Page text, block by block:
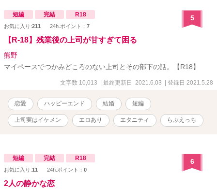
短編 完結 R18
お気に入り:211 24h.ポイント： 7
5
【R-18】残業後の上司が甘すぎて困る
熊野
マイペースでつかみどころのない上司とその部下の話。【R18】
文字数 10,013 | 最終更新日 2021.6.03 | 登録日 2021.5.28
恋愛 ハッピーエンド 結婚 短編
上司実はイケメン エロあり エタニティ らぶえっち
短編 完結 R18
お気に入り:11 24h.ポイント： 0
6
2人の静かな恋